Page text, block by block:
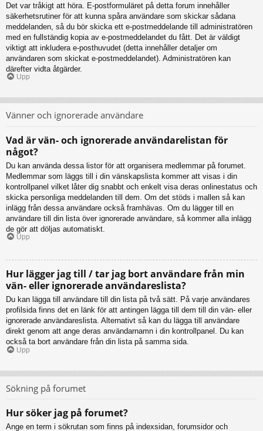
Det var tråkigt att höra. E-postformuläret på detta forum innehåller
säkerhetsrutiner för att kunna spåra användare som skickar sådana
meddelanden, så du bör skicka ett e-postmeddelande till administratören
med en fullständig kopia av e-postmeddelandet du fått. Det är väldigt
viktigt att inkludera e-posthuvudet (detta innehåller detaljer om
användaren som skickat e-postmeddelandet). Administratören kan
därefter vidta åtgärder.
Upp
Vänner och ignorerade användare
Vad är vän- och ignorerade användarelistan för
något?
Du kan använda dessa listor för att organisera medlemmar på forumet.
Medlemmar som läggs till i din vänskapslista kommer att visas i din
kontrollpanel vilket låter dig snabbt och enkelt visa deras onlinestatus och
skicka personliga meddelanden till dem. Om det stöds i mallen så kan
inlägg från dessa användare också framhävas. Om du lägger till en
användare till din lista över ignorerade användare, så kommer alla inlägg
de gör att döljas automatiskt.
Upp
Hur lägger jag till / tar jag bort användare från min
vän- eller ignorerade användareslista?
Du kan lägga till användare till din lista på två sätt. På varje användares
profilsida finns det en länk för att antingen lägga till dem till din vän- eller
ignorerade användareslista. Alternativt så kan du lägga till användare
direkt genom att ange deras användarnamn i din kontrollpanel. Du kan
också ta bort användare från din lista på samma sida.
Upp
Sökning på forumet
Hur söker jag på forumet?
Ange en term i sökrutan som finns på indexsidan, forumsidor och